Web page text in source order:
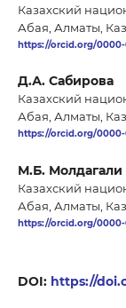
Казахский
Абая, Алматы,
https://orcid.org/
Д.А. Сабирова
Казахский
Абая, Алматы,
https://orcid.org/0000-
М.Б. Молдагали
Казахский
Абая, Алматы,
https://orcid.org/0000-
DOI: https://